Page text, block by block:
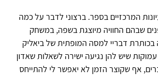
המרכזיים בספר. ברצוני לדבר על כמה
שבהם החוויה מיוצגת בשפה, במשחק
בכותרת דבריי למסה המופתית של ביאליק
עמוקות שיש להן נגיעה ישירה לשאלות שאדון
אף שקוצר הזמן לא יאפשר לי להתייחס